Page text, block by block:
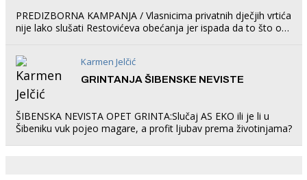
PREDIZBORNA KAMPANJA / Vlasnicima privatnih dječjih vrtića
nije lako slušati Restovićeva obećanja jer ispada da to što oni
Karmen Jelčić
GRINTANJA ŠIBENSKE NEVISTE
ŠIBENSKA NEVISTA OPET GRINTA:Slučaj AS EKO ili je li u
Šibeniku vuk pojeo magare, a profit ljubav prema životinjama?